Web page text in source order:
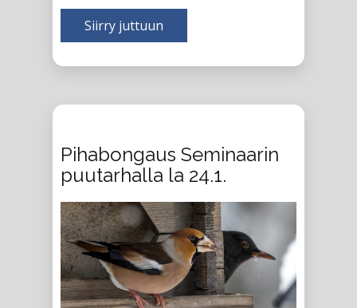
Siirry juttuun
Pihabongaus Seminaarin
puutarhalla la 24.1.